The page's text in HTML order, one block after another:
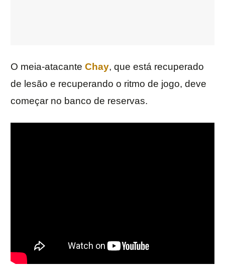
O meia-atacante Chay, que está recuperado
de lesão e recuperando o ritmo de jogo, deve
começar no banco de reservas.